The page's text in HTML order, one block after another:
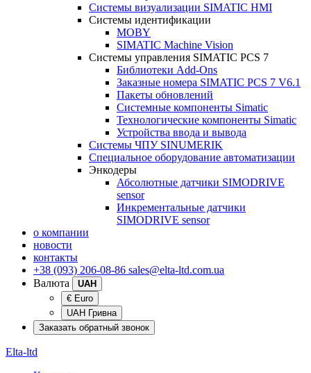
Системы визуализации SIMATIC HMI
Системы идентификации
MOBY
SIMATIC Machine Vision
Системы управления SIMATIC PCS 7
Библиотеки Add-Ons
Заказные номера SIMATIC PCS 7 V6.1
Пакеты обновлений
Системные компоненты Simatic
Технологические компоненты Simatic
Устройства ввода и вывода
Системы ЧПУ SINUMERIK
Специальное оборудование автоматизации
Энкодеры
Абсолютные датчики SIMODRIVE
sensor
Инкрементальные датчики
SIMODRIVE sensor
о компании
новости
контакты
+38 (093) 206-08-86 sales@elta-ltd.com.ua
Валюта
UAH
€ Euro
UAH Гривна
Заказать обратный звонок
Elta-ltd